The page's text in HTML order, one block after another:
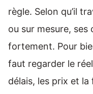
règle. Selon qu’il
ou sur mesure,
fortement. Pour
faut regarder le
délais, les prix et